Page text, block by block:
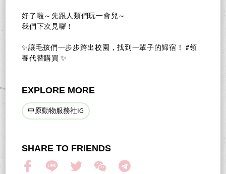
好了啦～先跟人類們玩一會兒～
我們下次見囉！
✨讓毛孩們一步步跨出校園，找到一輩子的歸宿！ #領
養代替購買 ✨
EXPLORE MORE
中原動物服務社IG
SHARE TO FRIENDS